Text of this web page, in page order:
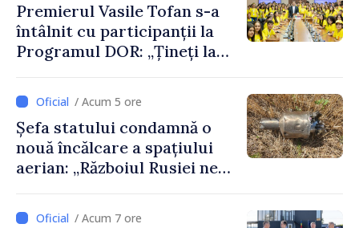
Premierul Vasile Tofan s-a
întâlnit cu participanții la
Programul DOR: „Țineți la
feriți de încercări și greșeli –
doar astfel puteți reuși”
/ Acum 5 ore
Șefa statului condamnă o
nouă încălcare a spațiului
aerian: „Războiul Rusiei ne
/ Acum 7 ore